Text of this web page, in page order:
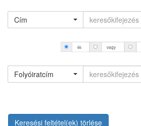
Cím
és vagy
Folyóiratcím
Keresési feltétel(ek) törlése